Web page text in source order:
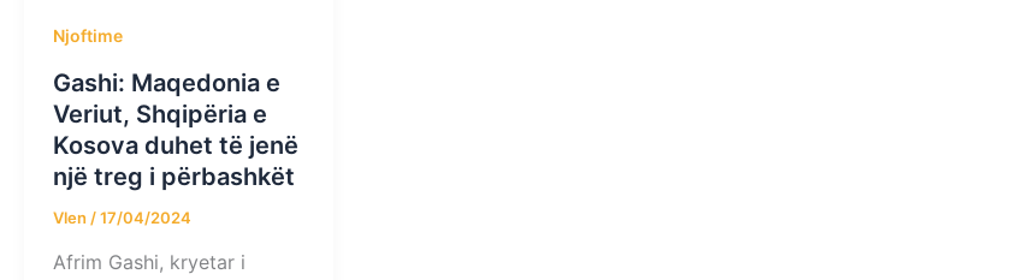
Njoftime
Gashi: Maqedonia e
Veriut, Shqipëria e
Kosova duhet të jenë
një treg i përbashkët
Vlen /17/04/2024
Afrim Gashi, kryetar i